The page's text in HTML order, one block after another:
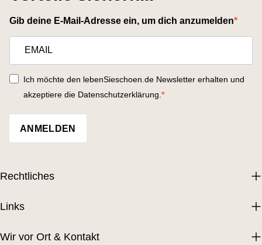
Gib deine E-Mail-Adresse ein, um dich anzumelden
Ich möchte den lebenSieschoen.de Newsletter erhalten und
akzeptiere die Datenschutzerklärung.
ANMELDEN
Rechtliches
Links
Wir vor Ort & Kontakt